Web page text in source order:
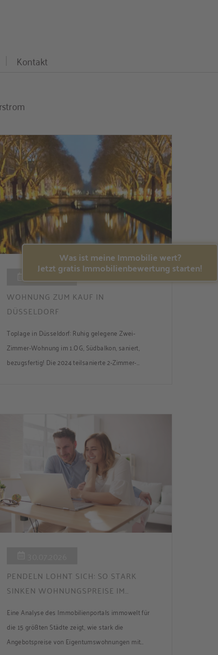
Kontakt
01.08.2026
WOHNUNG ZUM KAUF IN
DÜSSELDORF
Toplage in Düsseldorf: Ruhig gelegene Zwei-
Zimmer-Wohnung im 1.OG, Südbalkon, saniert,
bezugsfertig! Die 2024 teilsanierte 2-Zimmer-
praktische Einbauschränke verfügt, gelangen Sie in
das modernisierte Badezimmer, ins Schlafzimmer
PENDELN LOHNT SICH: SO STARK
SINKEN WOHNUNGSPREISE IM
Eine Analyse des Immobilienportals immowelt für
die 15 größten Städte zeigt, wie stark die
Angebotspreise von Eigentumswohnungen mit
Was ist meine Immobilie wert?
Jetzt gratis Immobilienbewertung starten!